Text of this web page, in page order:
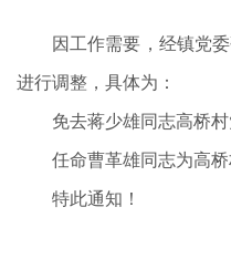
因工作需要，经镇党委
进行调整，具体为：
免去蒋少雄同志高桥村
任命曹革雄同志为高桥
特此通知！